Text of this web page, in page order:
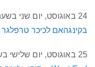
24 באוגוסט, יום שני בשעה 09:30 – סיור קלאסי –
בקינגהאם לכיכר טרפלגר
25 באוגוסט, יום שלישי בשעה 10:00 – מרכז לונדון –